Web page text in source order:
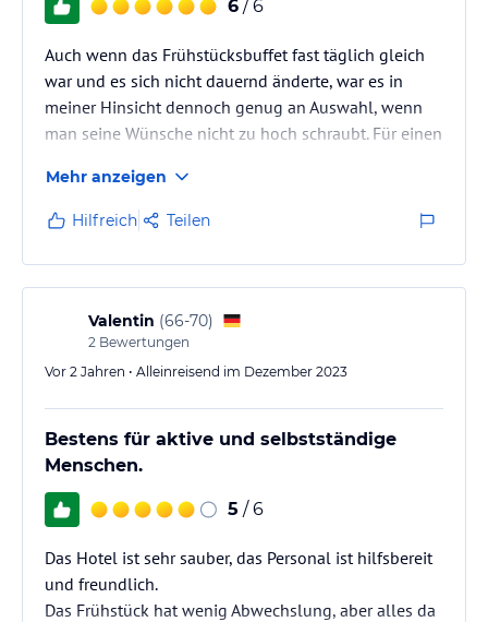
6 / 6
Auch wenn das Frühstücksbuffet fast täglich gleich
war und es sich nicht dauernd änderte, war es in
meiner Hinsicht dennoch genug an Auswahl, wenn
man seine Wünsche nicht zu hoch schraubt. Für einen
auch immer gut nachgelegt, so das es nie komplett
vergriffen war. Das Personal sehr freundlich und
hilfsbereit und stets bemüht.
Mehr anzeigen
Hilfreich Teilen
Valentin (66-70)
2 Bewertungen
Vor 2 Jahren • Alleinreisend im Dezember 2023
Bestens für aktive und selbstständige
Menschen.
5 / 6
Das Hotel ist sehr sauber, das Personal ist hilfsbereit
und freundlich.
Das Frühstück hat wenig Abwechslung, aber alles da